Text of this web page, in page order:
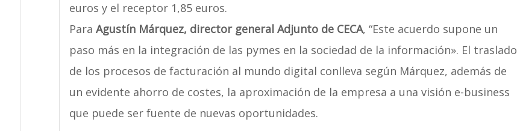
euros y el receptor 1,85 euros.
Para Agustín Márquez, director general Adjunto de CECA, “Este acuerdo supone un
paso más en la integración de las pymes en la sociedad de la información». El traslado
de los procesos de facturación al mundo digital conlleva según Márquez, además de
un evidente ahorro de costes, la aproximación de la empresa a una visión e-business
que puede ser fuente de nuevas oportunidades.